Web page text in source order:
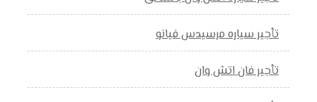
تأجير سياره مرسيدس فيانو
تأجير فان اتش وان